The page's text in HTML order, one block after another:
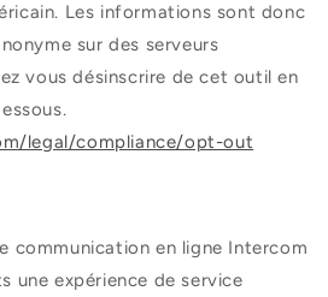
Les informations sont donc
sur des serveurs
vous désinscrire de cet outil en
legal/compliance/opt-out
communication en ligne Intercom
une expérience de service